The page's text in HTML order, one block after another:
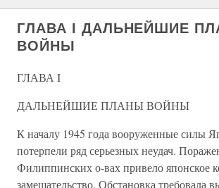
ГЛАВА I ДАЛЬНЕЙШИЕ
ВОЙНЫ
ГЛАВА I
ДАЛЬНЕЙШИЕ ПЛАНЫ ВОЙНЫ
К началу 1945 года вооруженные силы
потерпели ряд серьезных неудач.
Филиппинских о-вах привело японское
замешательство. Обстановка требовала